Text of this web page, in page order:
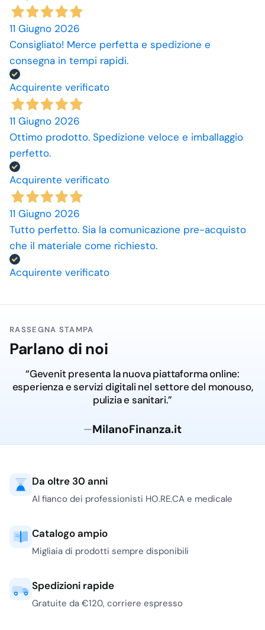
11 Giugno 2026
Consigliato! Merce perfetta e spedizione e
consegna in tempi rapidi.
Acquirente verificato
11 Giugno 2026
Ottimo prodotto. Spedizione veloce e imballaggio
perfetto.
Acquirente verificato
11 Giugno 2026
Tutto perfetto. Sia la comunicazione pre-acquisto
che il materiale come richiesto.
Acquirente verificato
RASSEGNA STAMPA
Parlano di noi
“Gevenit presenta la nuova piattaforma online:
esperienza e servizi digitali nel settore del monouso,
pulizia e sanitari.”
—MilanoFinanza.it
Da oltre 30 anni
Al fianco dei professionisti HO.RE.CA e medicale
Catalogo ampio
Migliaia di prodotti sempre disponibili
Spedizioni rapide
Gratuite da €120, corriere espresso